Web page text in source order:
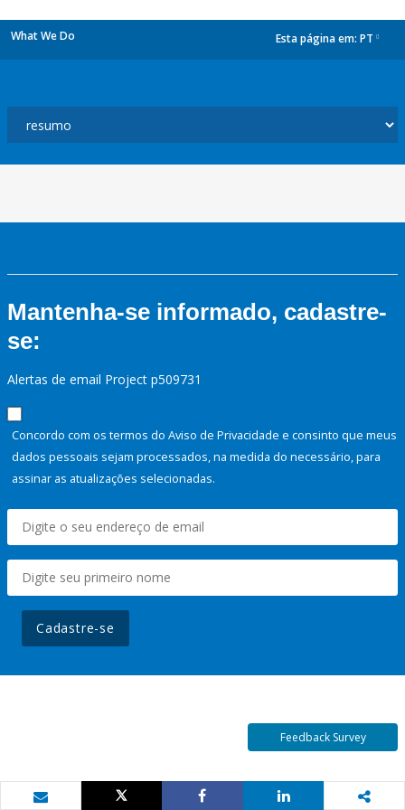
What We Do Esta página em: PT
Mantenha-se informado, cadastre-
se:
Alertas de email Project p509731
Concordo com os termos do Aviso de Privacidade e consinto que meus
dados pessoais sejam processados, na medida do necessário, para
assinar as atualizações selecionadas.
Cadastre-se
Feedback Survey